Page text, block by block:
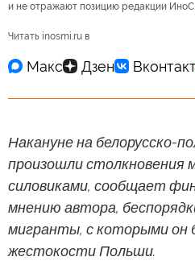
и не отражают позицию редакции
Читать inosmi.ru в
Накануне на белорусско-
произошли столкновения
силовиками, сообщает
мнению автора,
мигранты, с которыми он
жестокости Польши.